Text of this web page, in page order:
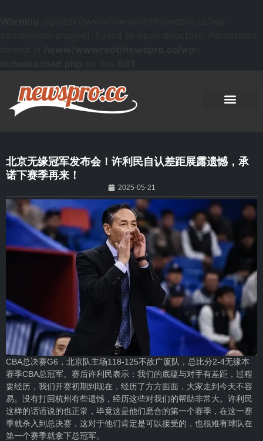
北京无缘冠军发布会！许利民自认差距展露遗憾，承
诺下赛季再来！
2025-05-21
CBA总决赛G6，北京队主场118-125不敌广厦队，总比分2-4无缘本
赛季CBA总冠军。赛后许利民表示：我们的底蕴与对手有差距，过程
要经历，我们开赛初期到现在，经历了方方面面，大家走到今天不容
易。没有打回杭州有些遗憾，经历这些对我们的帮助非常大。许利民
这样的话语说的也正常，毕竟这是他们磨合的第一个赛季，在这一赛
季就杀入到总决赛，这对于他们肯定是可以接受的，也很难有球队在
第一个赛季就拿下总冠军。